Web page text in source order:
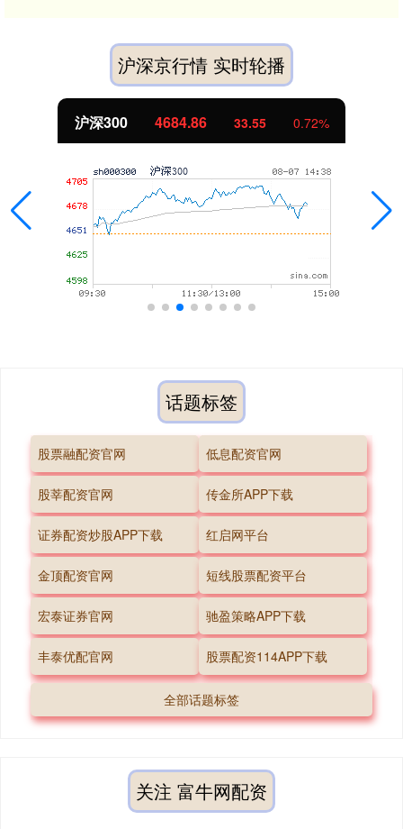
沪深京行情 实时轮播
沪深300 4684.86 33.55 0.72%
话题标签
股票融配资官网 低息配资官网
股莘配资官网 传金所APP下载
证券配资炒股APP下载 红启网平台
金顶配资官网 短线股票配资平台
宏泰证券官网 驰盈策略APP下载
丰泰优配官网 股票配资114APP下载
全部话题标签
关注 富牛网配资